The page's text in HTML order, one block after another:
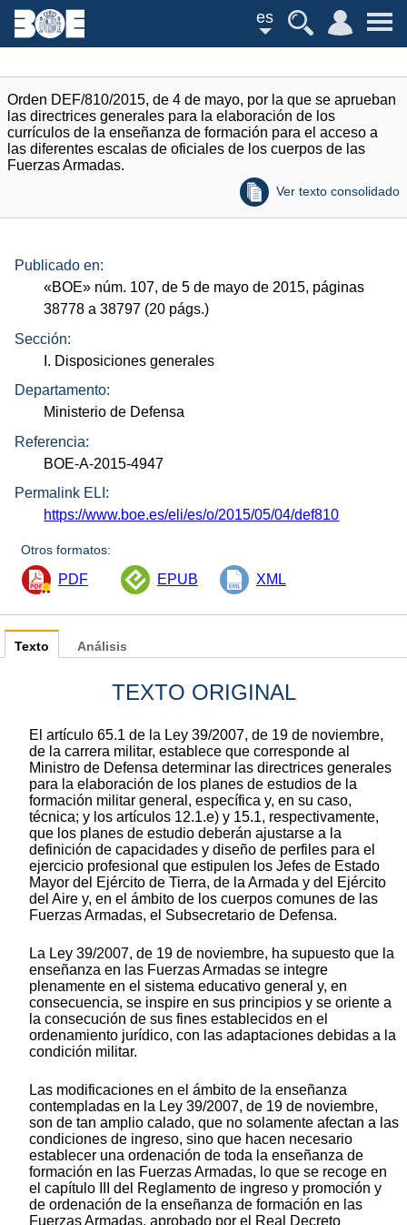
es
Orden DEF/810/2015, de 4 de mayo, por la que se aprueban
las directrices generales para la elaboración de los
currículos de la enseñanza de formación para el acceso a
las diferentes escalas de oficiales de los cuerpos de las
Fuerzas Armadas.
Ver texto consolidado
Publicado en:
«BOE» núm. 107, de 5 de mayo de 2015, páginas
38778 a 38797 (20 págs.)
Sección:
I. Disposiciones generales
Departamento:
Ministerio de Defensa
Referencia:
BOE-A-2015-4947
Permalink ELI:
https://www.boe.es/eli/es/o/2015/05/04/def810
Otros formatos:
PDF EPUB XML
Texto
TEXTO ORIGINAL
El artículo 65.1 de la Ley 39/2007, de 19 de noviembre,
de la carrera militar, establece que corresponde al
Ministro de Defensa determinar las directrices generales
para la elaboración de los planes de estudios de la
formación militar general, específica y, en su caso,
técnica; y los artículos 12.1.e) y 15.1, respectivamente,
que los planes de estudio deberán ajustarse a la
definición de capacidades y diseño de perfiles para el
ejercicio profesional que estipulen los Jefes de Estado
Mayor del Ejército de Tierra, de la Armada y del Ejército
del Aire y, en el ámbito de los cuerpos comunes de las
Fuerzas Armadas, el Subsecretario de Defensa.
La Ley 39/2007, de 19 de noviembre, ha supuesto que la
enseñanza en las Fuerzas Armadas se integre
plenamente en el sistema educativo general y, en
consecuencia, se inspire en sus principios y se oriente a
la consecución de sus fines establecidos en el
ordenamiento jurídico, con las adaptaciones debidas a la
condición militar.
Las modificaciones en el ámbito de la enseñanza
contempladas en la Ley 39/2007, de 19 de noviembre,
son de tan amplio calado, que no solamente afectan a las
condiciones de ingreso, sino que hacen necesario
establecer una ordenación de toda la enseñanza de
formación en las Fuerzas Armadas, lo que se recoge en
el capítulo III del Reglamento de ingreso y promoción y
de ordenación de la enseñanza de formación en las
Fuerzas Armadas, aprobado por el Real Decreto
Análisis